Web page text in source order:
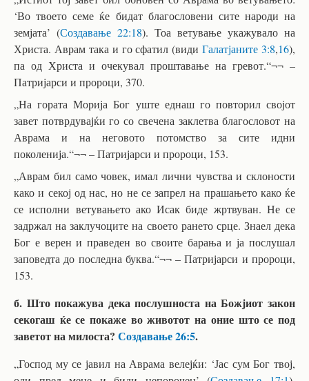
‘Во твоето семе ќе бидат благословени сите народи на
земјата’ (Создавање 22:18). Тоа ветување укажувало на
Христа. Аврам така и го сфатил (видиГалатјаните 3:8,16),
па од Христа и очекувал проштавање на гревот.“¬¬ –
Патријарси и пророци, 370.
„На гората Морија Бог уште еднаш го повторил својот
завет потврдувајќи го со свечена заклетва благословот на
Аврама и на неговото потомство за сите идни
поколенија.“¬¬ – Патријарси и пророци, 153.
„Аврам бил само човек, имал лични чувства и склоности
како и секој од нас, но не се запрел на прашањето како ќе
се исполни ветувањето ако Исак биде жртвуван. Не се
задржал на заклучоците на своето рането срце. Знаел дека
Бог е верен и праведен во своите барања и ја послушал
заповедта до последна буква.“¬¬ – Патријарси и пророци,
153.
б. Што покажува дека послушноста на Божјиот закон
секогаш ќе се покаже во животот на оние што се под
заветот на милоста? Создавање 26:5.
„Господ му се јавил на Аврама велејќи: ‘Јас сум Бог твој,